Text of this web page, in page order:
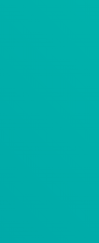
A SZIMULÁCIÓ ÉS A GENERATÍV
A Creo 8 lehetővé
technológiákat
innovatív
eszközkészlete
automatikus